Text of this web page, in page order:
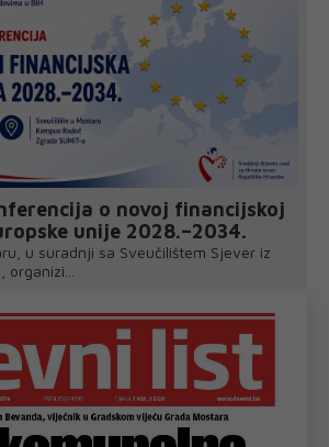
o novoj financijskoj
unije 2028.–2034.
u suradnji sa Sveučilištem Sjever iz